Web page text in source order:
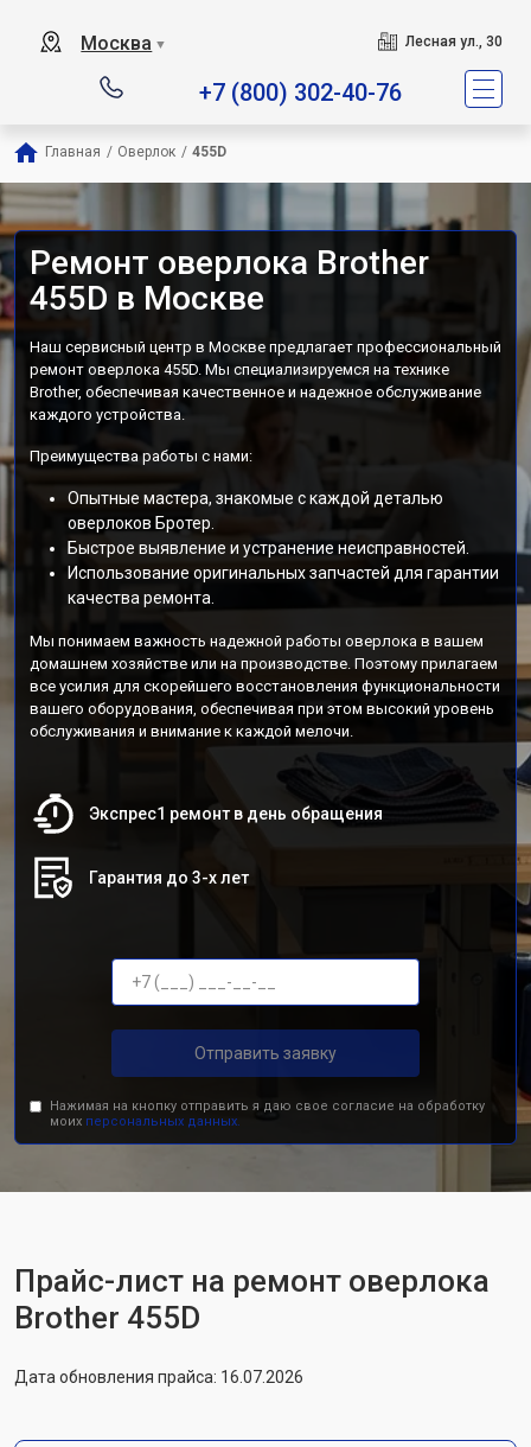
Москва ▼ Лесная ул., 30
+7 (800) 302-40-76
Главная / Оверлок / 455D
Ремонт оверлока Brother
455D в Москве
Наш сервисный центр в Москве предлагает профессиональный
ремонт оверлока 455D. Мы специализируемся на технике
Brother, обеспечивая качественное и надежное обслуживание
каждого устройства.
Преимущества работы с нами:
Опытные мастера, знакомые с каждой деталью
оверлоков Бротер.
Быстрое выявление и устранение неисправностей.
Использование оригинальных запчастей для гарантии
качества ремонта.
Мы понимаем важность надежной работы оверлока в вашем
домашнем хозяйстве или на производстве. Поэтому прилагаем
все усилия для скорейшего восстановления функциональности
вашего оборудования, обеспечивая при этом высокий уровень
обслуживания и внимание к каждой мелочи.
Экспрес1 ремонт в день обращения
Гарантия до 3-х лет
Отправить заявку
Нажимая на кнопку отправить я даю свое согласие на обработку
моих персональных данных.
Прайс-лист на ремонт оверлока
Brother 455D
Дата обновления прайса: 16.07.2026